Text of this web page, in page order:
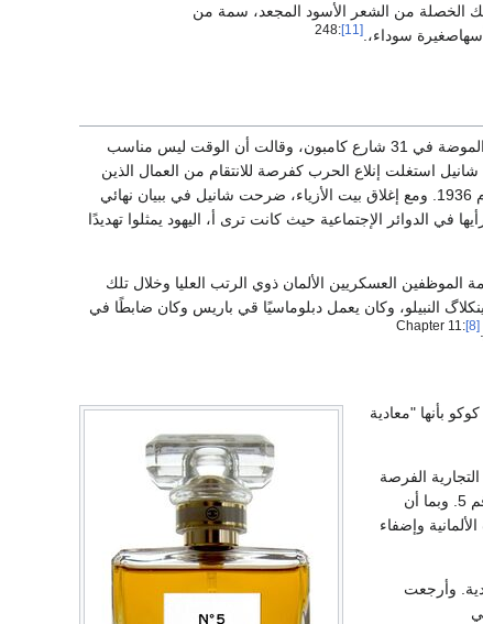
الخصلة من الشعر الأسود المجعد، سمة من
سوداء،. [11]
:248
في بداية الحرب العالمية الثانية عام 1939، أغلقت شانيل متاجرها وأبقت على شقتها الواقعة فوق بيت الموضة في 31 شارع كامبون، وقالت أن الوقت ليس مناسب
شانيل استغلت إنلاع الحرب كفرصة للانتقام من العمال الذين
في فرنسا عام 1936. ومع إغلاق بيت الأزياء، ضرحت شانيل في ببيان نهائي
الدوائر الإجتماعية حيث كانت ترى أ، اليهود يمثلوا تهديدًا
الموظفين العسكريين الألمان ذوي الرتب العليا وخلال تلك
النبيلو، وكان يعمل دبلوماسيًا قي باريس وكان ضابطًا في
[8]
:Chapter 11
بأنها "معادية
الفرصة
لشانيل لكي تحصل على كامل الثروة النقدية التي تصدر عن "عطور شانيل" وأكثرها ربحا عصر شانيل رقم 5. وبما أن
وإضفاء
وأرجعت